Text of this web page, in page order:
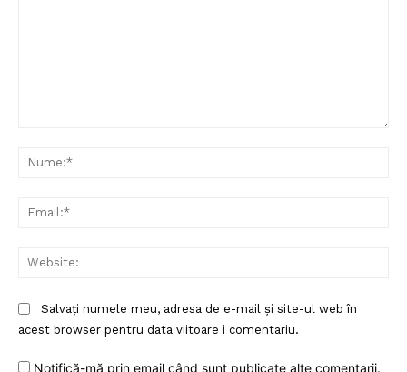
Salvați numele meu, adresa de e-mail și site-ul web în
acest browser pentru data viitoare i comentariu.
Notifică-mă prin email când sunt publicate alte comentarii.